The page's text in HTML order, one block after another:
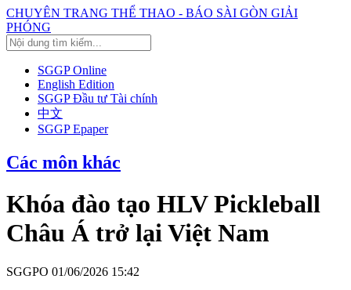
CHUYÊN TRANG THỂ THAO - BÁO SÀI GÒN GIẢI
PHÓNG
SGGP Online
English Edition
SGGP Đầu tư Tài chính
中文
SGGP Epaper
Các môn khác
Khóa đào tạo HLV Pickleball
Châu Á trở lại Việt Nam
SGGPO 01/06/2026 15:42